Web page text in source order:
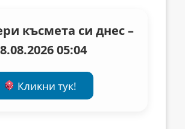
късмета си днес –
05:04
Кликни тук!